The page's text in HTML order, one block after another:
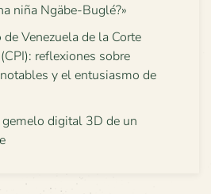
niña Ngäbe-Buglé?»
Venezuela de la Corte
reflexiones sobre
y el entusiasmo de
digital 3D de un